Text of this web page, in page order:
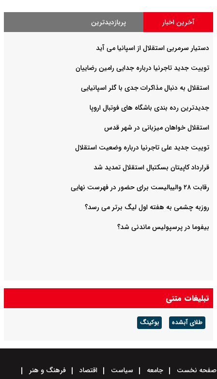
آخرین اخبار پربازدیدترین
دستیار سرمربی استقلال از اسپانیا می آید
توییت جدید تاجرنیا درباره جدایی رامین رضاییان
استقلال به دنبال مذاکرات جدی با گلر اسپانیایی
جدیدترین رده بندی باشگاه های فوتبال اروپا
استقلال خواهان میزبانی در شهر قدس
توییت جدید علی تاجرنیا درباره وضعیت استقلال
قرارداد کاپیتان بسکتبال استقلال تمدید شد
رقابت ۲۸ والیبالیست برای حضور در فهرست نهایی
روزبه چشمی به هفته اول لیگ برتر می رسد؟
بیفوما در پرسپولیس ماندنی شد؟
تبلیغات متنی
طلای آبشده بوکینگ
صفحه نخست جامعه سیاست اقتصاد
فرهنگ و هنر